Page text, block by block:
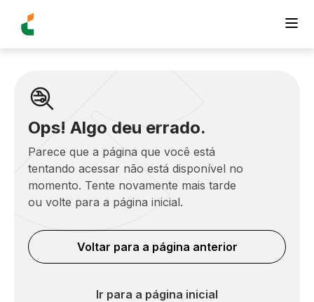
Ops! Algo deu errado.
Parece que a página que você está
tentando acessar não está disponível no
momento. Tente novamente mais tarde
ou volte para a página inicial.
Voltar para a página anterior
Ir para a página inicial